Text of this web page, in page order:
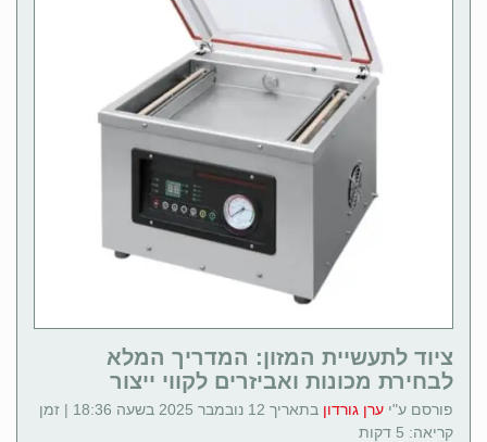
ציוד לתעשיית המזון: המדריך המלא
לבחירת מכונות ואביזרים לקווי ייצור
פורסם ע"י ערן גורדון
בתאריך 12 נובמבר 2025 בשעה 18:36 | זמן
קריאה: 5 דקות